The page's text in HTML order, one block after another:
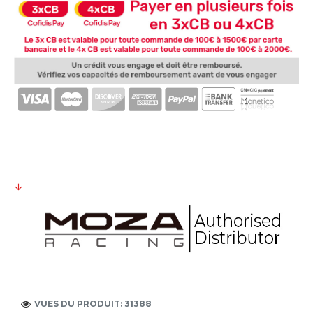
VUES DU PRODUIT: 31388